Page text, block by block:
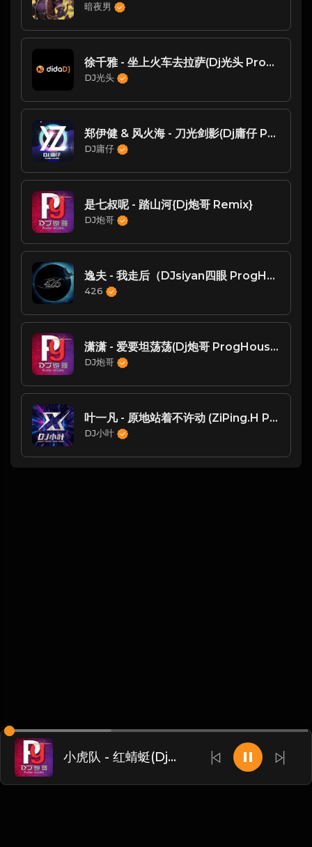
暗夜男
徐千雅 - 坐上火车去拉萨(Dj光头 ProgHouse Rmx 2024)
DJ光头
郑伊健 & 风火海 - 刀光剑影(Dj庸仔 ProgHouse Mix粤语男)
DJ庸仔
是七叔呢 - 踏山河{Dj炮哥 Remix}
DJ炮哥
逸夫 - 我走后（DJsiyan四眼 ProgHouse 2023 Remix ）开场版
426
潇潇 - 爱要坦荡荡(Dj炮哥 ProgHouse Mix)
DJ炮哥
叶一凡 - 原地站着不许动 (ZiPing.H ProgHouse Mix)
DJ小叶
小虎队 - 红蜻蜓(Dj炮哥 ProgHouse Mix国语男)Dj冬瓜独家提供